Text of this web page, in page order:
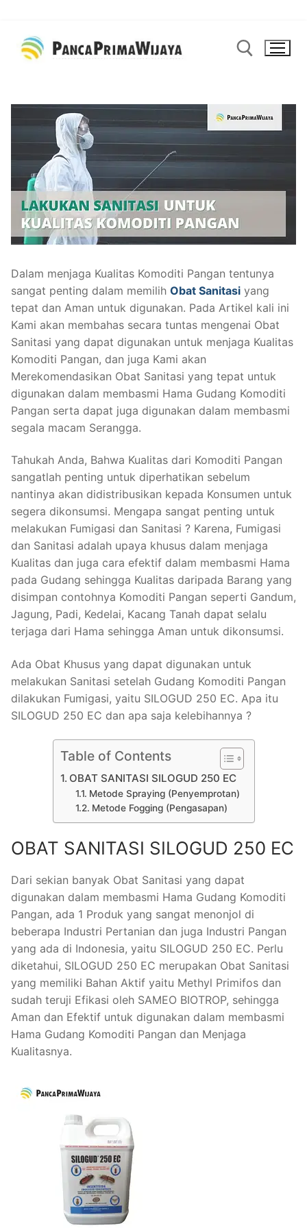
konten
Cari:
Dalam menjaga Kualitas Komoditi Pangan tentunya
sangat penting dalam memilih Obat Sanitasi yang
tepat dan Aman untuk digunakan. Pada Artikel kali ini
Kami akan membahas secara tuntas mengenai Obat
Sanitasi yang dapat digunakan untuk menjaga Kualitas
Komoditi Pangan, dan juga Kami akan
Merekomendasikan Obat Sanitasi yang tepat untuk
digunakan dalam membasmi Hama Gudang Komoditi
Pangan serta dapat juga digunakan dalam membasmi
segala macam Serangga.
Tahukah Anda, Bahwa Kualitas dari Komoditi Pangan
sangatlah penting untuk diperhatikan sebelum
nantinya akan didistribusikan kepada Konsumen untuk
segera dikonsumsi. Mengapa sangat penting untuk
melakukan Fumigasi dan Sanitasi ? Karena, Fumigasi
dan Sanitasi adalah upaya khusus dalam menjaga
Kualitas dan juga cara efektif dalam membasmi Hama
pada Gudang sehingga Kualitas daripada Barang yang
disimpan contohnya Komoditi Pangan seperti Gandum,
Jagung, Padi, Kedelai, Kacang Tanah dapat selalu
terjaga dari Hama sehingga Aman untuk dikonsumsi.
Ada Obat Khusus yang dapat digunakan untuk
melakukan Sanitasi setelah Gudang Komoditi Pangan
dilakukan Fumigasi, yaitu SILOGUD 250 EC. Apa itu
SILOGUD 250 EC dan apa saja kelebihannya ?
Table of Contents
OBAT SANITASI SILOGUD 250 EC
Metode Spraying (Penyemprotan)
Metode Fogging (Pengasapan)
OBAT SANITASI SILOGUD 250 EC
Dari sekian banyak Obat Sanitasi yang dapat
digunakan dalam membasmi Hama Gudang Komoditi
Pangan, ada 1 Produk yang sangat menonjol di
beberapa Industri Pertanian dan juga Industri Pangan
yang ada di Indonesia, yaitu SILOGUD 250 EC. Perlu
diketahui, SILOGUD 250 EC merupakan Obat Sanitasi
yang memiliki Bahan Aktif yaitu Methyl Primifos dan
sudah teruji Efikasi oleh SAMEO BIOTROP, sehingga
Aman dan Efektif untuk digunakan dalam membasmi
Hama Gudang Komoditi Pangan dan Menjaga
Kualitasnya.